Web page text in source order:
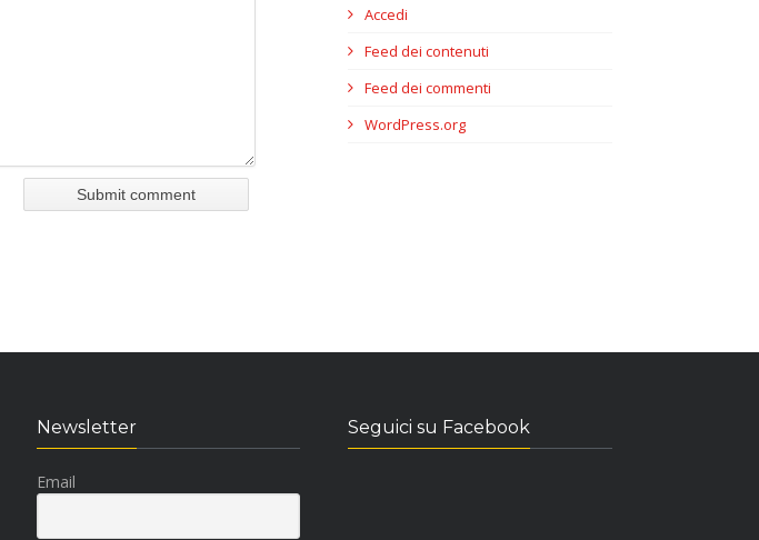
Accedi
Feed dei contenuti
Feed dei commenti
WordPress.org
Newsletter
Email
Seguici su Facebook